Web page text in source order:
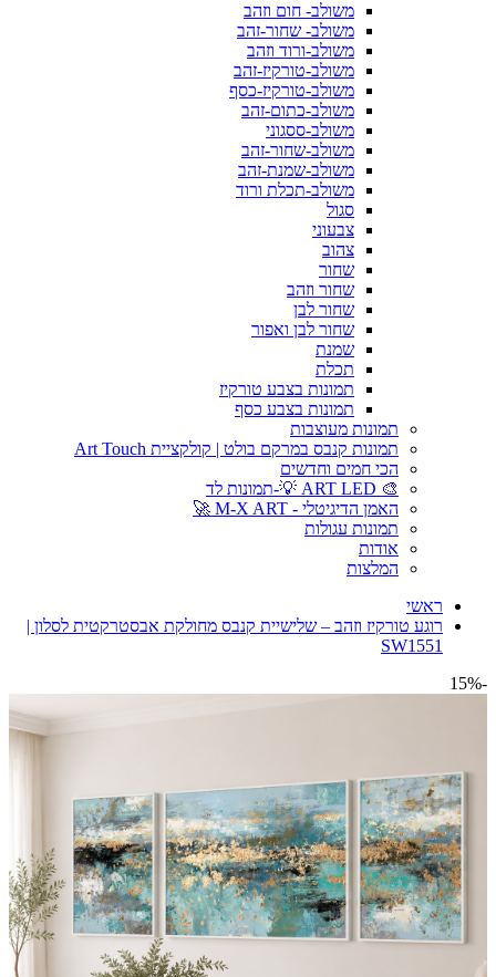
משולב- חום וזהב
משולב- שחור-זהב
משולב-ורוד וזהב
משולב-טורקיז-זהב
משולב-טורקיז-כסף
משולב-כתום-זהב
משולב-ססגוני
משולב-שחור-זהב
משולב-שמנת-זהב
משולב-תכלת ורוד
סגול
צבעוני
צהוב
שחור
שחור וזהב
שחור לבן
שחור לבן ואפור
שמנת
תכלת
תמונות בצבע טורקיז
תמונות בצבע כסף
תמונות מעוצבות
תמונות קנבס במרקם בולט | קולקציית Art Touch
הכי חמים וחדשים
🎨 ART LED 💡-תמונות לד
האמן הדיגיטלי - M-X ART 🚀
תמונות עגולות
אודות
המלצות
ראשי
רוגע טורקיז וזהב – שלישיית קנבס מחולקת אבסטרקטית לסלון |
SW1551
-15%